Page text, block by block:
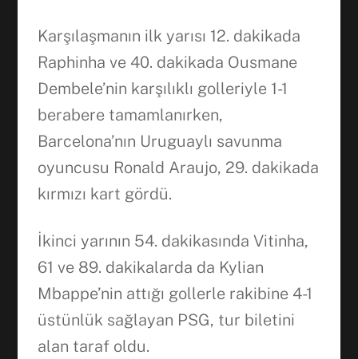
Karşılaşmanın ilk yarısı 12. dakikada
Raphinha ve 40. dakikada Ousmane
Dembele’nin karşılıklı golleriyle 1-1
berabere tamamlanırken,
Barcelona’nın Uruguaylı savunma
oyuncusu Ronald Araujo, 29. dakikada
kırmızı kart gördü.
İkinci yarının 54. dakikasında Vitinha,
61 ve 89. dakikalarda da Kylian
Mbappe’nin attığı gollerle rakibine 4-1
üstünlük sağlayan PSG, tur biletini
alan taraf oldu.
Facebook